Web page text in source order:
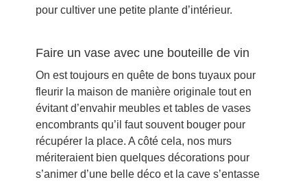
pour cultiver une petite plante d’intérieur.
Faire un vase avec une bouteille de vin
On est toujours en quête de bons tuyaux pour
fleurir la maison de manière originale tout en
évitant d’envahir meubles et tables de vases
encombrants qu’il faut souvent bouger pour
récupérer la place. A côté cela, nos murs
mériteraient bien quelques décorations pour
s’animer d’une belle déco et la cave s’entasse